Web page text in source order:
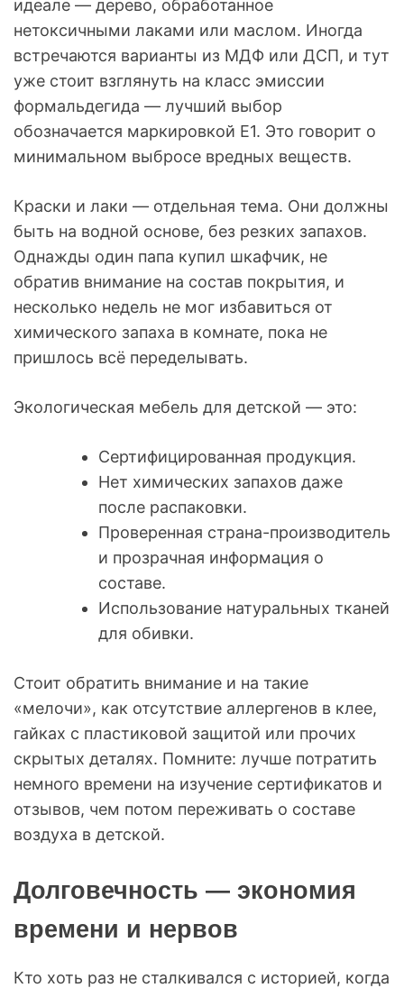
идеале — дерево, обработанное
нетоксичными лаками или маслом. Иногда
встречаются варианты из МДФ или ДСП, и тут
уже стоит взглянуть на класс эмиссии
формальдегида — лучший выбор
обозначается маркировкой Е1. Это говорит о
минимальном выбросе вредных веществ.
Краски и лаки — отдельная тема. Они должны
быть на водной основе, без резких запахов.
Однажды один папа купил шкафчик, не
обратив внимание на состав покрытия, и
несколько недель не мог избавиться от
химического запаха в комнате, пока не
пришлось всё переделывать.
Экологическая мебель для детской — это:
Сертифицированная продукция.
Нет химических запахов даже
после распаковки.
Проверенная страна-производитель
и прозрачная информация о
составе.
Использование натуральных тканей
для обивки.
Стоит обратить внимание и на такие
«мелочи», как отсутствие аллергенов в клее,
гайках с пластиковой защитой или прочих
скрытых деталях. Помните: лучше потратить
немного времени на изучение сертификатов и
отзывов, чем потом переживать о составе
воздуха в детской.
Долговечность — экономия
времени и нервов
Кто хоть раз не сталкивался с историей, когда